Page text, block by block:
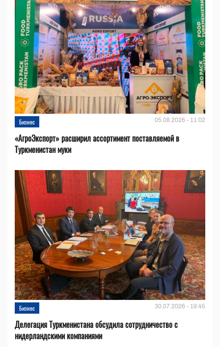
Бизнес 05.08.2026 - 11:02
«АгроЭкспорт» расширил ассортимент поставляемой в
Туркменистан муки
Бизнес 30.07.2026 - 19:45
Делегация Туркменистана обсудила сотрудничество с
нидерландскими компаниями